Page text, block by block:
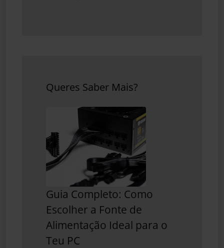
Queres Saber Mais?
Guia Completo: Como
Escolher a Fonte de
Alimentação Ideal para o
Teu PC